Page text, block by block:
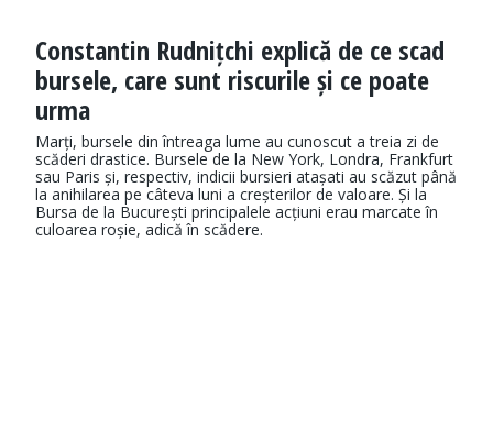
Constantin Rudnițchi explică de ce scad
bursele, care sunt riscurile și ce poate
urma
Marți, bursele din întreaga lume au cunoscut a treia zi de
scăderi drastice. Bursele de la New York, Londra, Frankfurt
sau Paris și, respectiv, indicii bursieri atașati au scăzut până
la anihilarea pe câteva luni a creșterilor de valoare. Și la
Bursa de la București principalele acțiuni erau marcate în
culoarea roșie, adică în scădere.